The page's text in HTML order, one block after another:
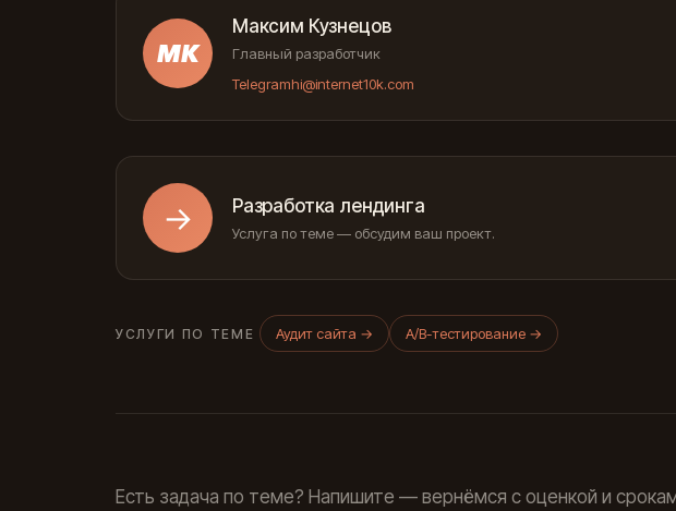
МК
Максим Кузнецов
Главный разработчик
Telegramhi@internet10k.com
→ Разработка лендинга
Услуга по теме — обсудим ваш проект.
УСЛУГИ ПО ТЕМЕ Аудит сайта → A/B-тестирование →
Есть задача по теме? Напишите — вернёмся с оценкой и